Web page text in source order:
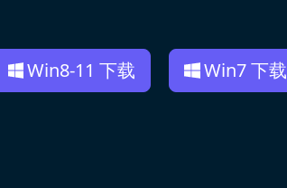
Win8-11 下载 Win7 下载